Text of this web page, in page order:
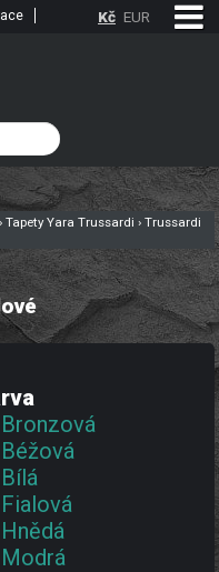
›Tapety Yara Trussardi ›Trussardi
Bronzová
Béžová
Bílá
Fialová
Hnědá
Modrá
Kč EUR